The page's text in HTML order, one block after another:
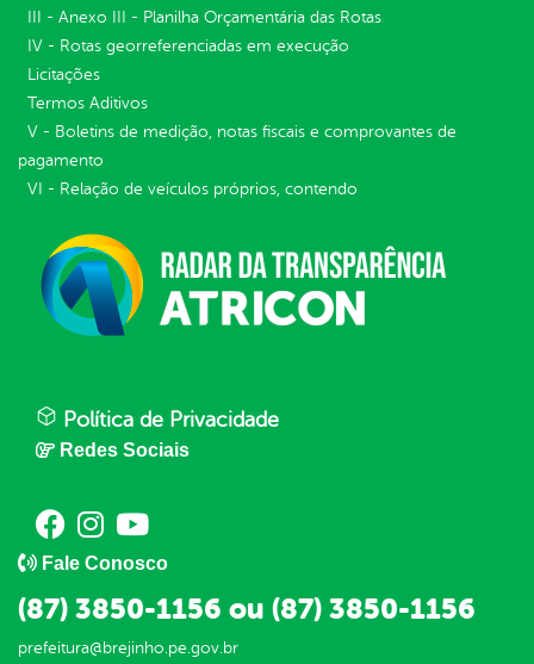
III - Anexo III - Planilha Orçamentária das Rotas
IV - Rotas georreferenciadas em execução
Licitações
Termos Aditivos
V - Boletins de medição, notas fiscais e comprovantes de
pagamento
VI - Relação de veículos próprios, contendo
Política de Privacidade
Redes Sociais
Fale Conosco
(87) 3850-1156 ou (87) 3850-1156
prefeitura@brejinho.pe.gov.br